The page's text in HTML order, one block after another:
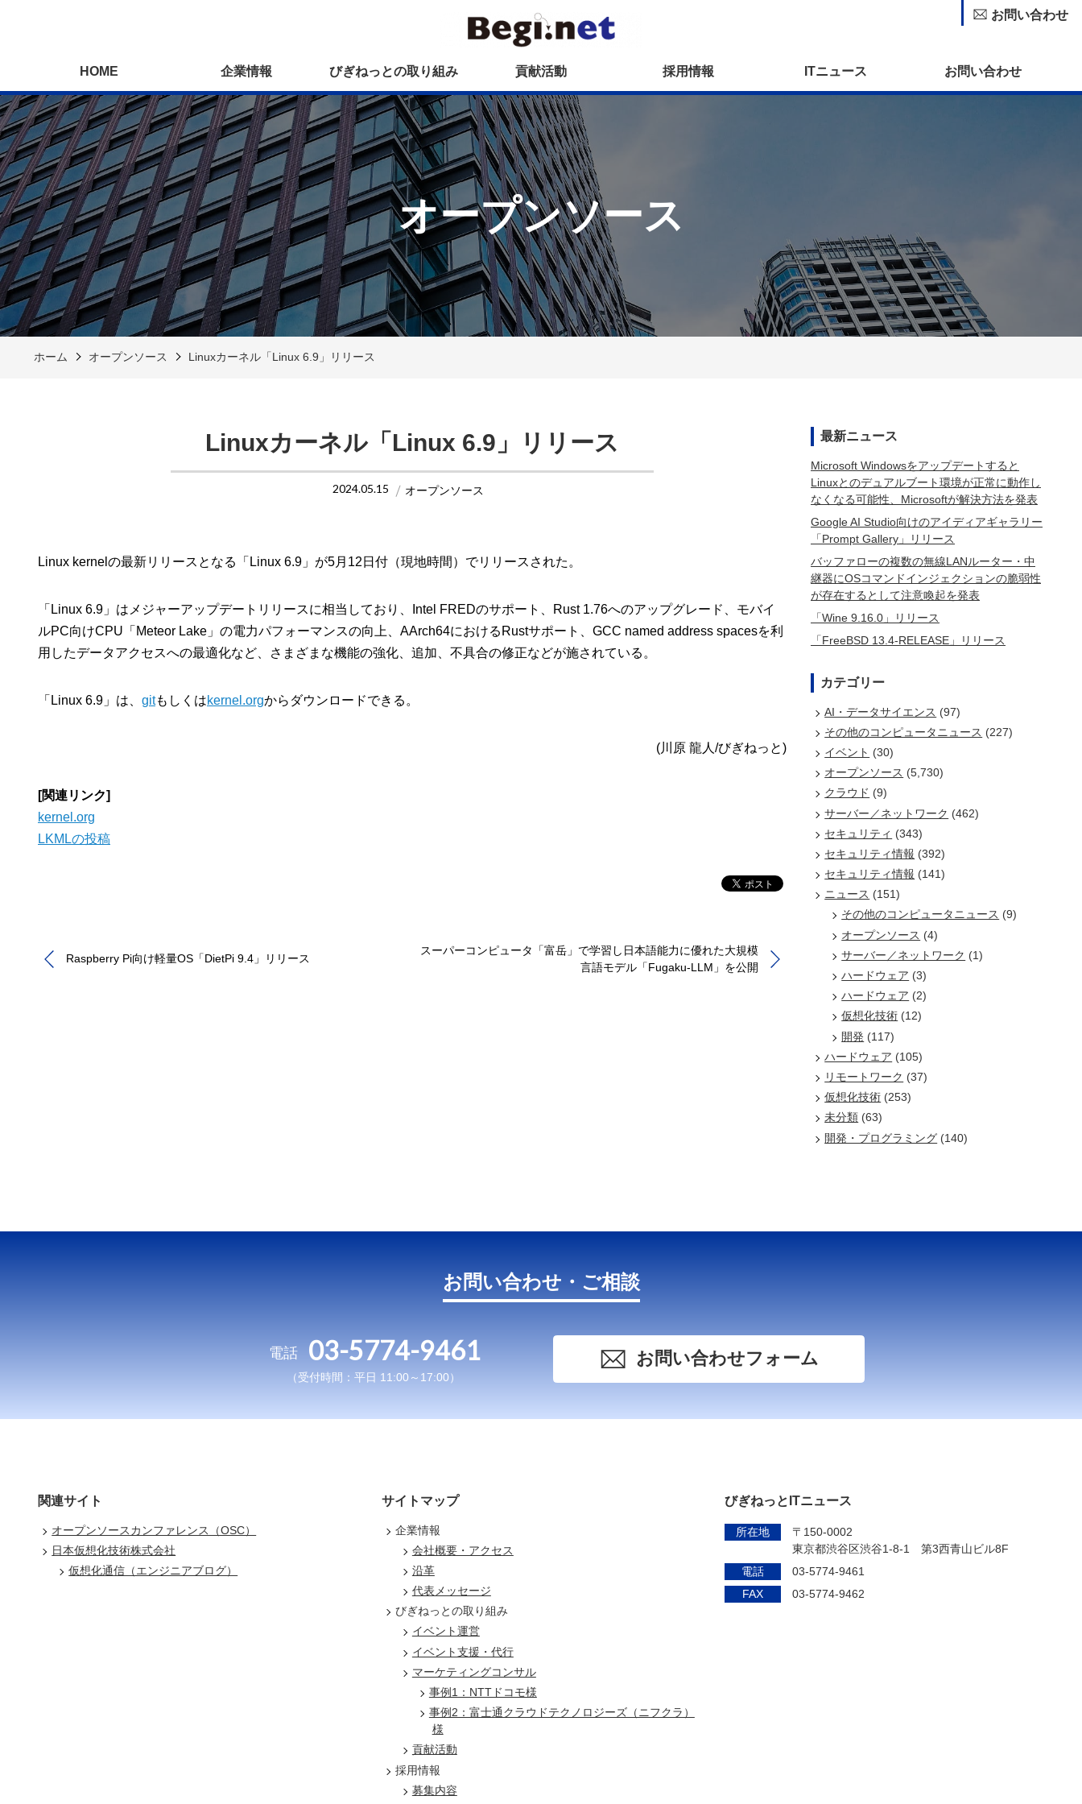
HOME 企業情報 びぎねっとの取り組み 貢献活動 採用情報 ITニュース お問い合わせ
お問い合わせ
オープンソース
ホーム オープンソース Linuxカーネル「Linux 6.9」リリース
Linuxカーネル「Linux 6.9」リリース
2024.05.15 オープンソース
Linux kernelの最新リリースとなる「Linux 6.9」が5月12日付（現地時間）でリリースされた。
「Linux 6.9」はメジャーアップデートリリースに相当しており、Intel FREDのサポート、Rust 1.76へのアップグレード、モバイ
ルPC向けCPU「Meteor Lake」の電力パフォーマンスの向上、AArch64におけるRustサポート、GCC named address spacesを利
用したデータアクセスへの最適化など、さまざまな機能の強化、追加、不具合の修正などが施されている。
「Linux 6.9」は、 gitもしくはkernel.orgからダウンロードできる。
(川原 龍人/びぎねっと)
[関連リンク]
kernel.org
LKMLの投稿
Raspberry Pi向け軽量OS「DietPi 9.4」リリース
スーパーコンピュータ「富岳」で学習し日本語能力に優れた大規模
言語モデル「Fugaku-LLM」を公開
最新ニュース
Microsoft Windowsをアップデートすると
Linuxとのデュアルブート環境が正常に動作し
なくなる可能性、Microsoftが解決方法を発表
Google AI Studio向けのアイディアギャラリー
「Prompt Gallery」リリース
バッファローの複数の無線LANルーター・中
継器にOSコマンドインジェクションの脆弱性
が存在するとして注意喚起を発表
「Wine 9.16.0」リリース
「FreeBSD 13.4-RELEASE」リリース
カテゴリー
AI・データサイエンス (97)
その他のコンピュータニュース (227)
イベント (30)
オープンソース (5,730)
クラウド (9)
サーバー／ネットワーク (462)
セキュリティ (343)
セキュリティ情報 (392)
セキュリティ情報 (141)
ニュース (151)
その他のコンピュータニュース (9)
オープンソース (4)
サーバー／ネットワーク (1)
ハードウェア (3)
ハードウェア (2)
仮想化技術 (12)
開発 (117)
ハードウェア (105)
リモートワーク (37)
仮想化技術 (253)
未分類 (63)
開発・プログラミング (140)
お問い合わせ・ご相談
電話 03-5774-9461
（受付時間：平日 11:00～17:00）
お問い合わせフォーム
関連サイト
オープンソースカンファレンス（OSC）
日本仮想化技術株式会社
仮想化通信（エンジニアブログ）
サイトマップ
企業情報
会社概要・アクセス
沿革
代表メッセージ
びぎねっとの取り組み
イベント運営
イベント支援・代行
マーケティングコンサル
事例1：NTTドコモ様
事例2：富士通クラウドテクノロジーズ（ニフクラ）
様
貢献活動
採用情報
募集内容
びぎねっとITニュース
所在地
〒150-0002
東京都渋谷区渋谷1-8-1 第3西青山ビル8F
電話
03-5774-9461
FAX
03-5774-9462